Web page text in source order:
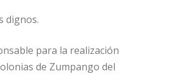
dignos.
para la realización
de Zumpango del